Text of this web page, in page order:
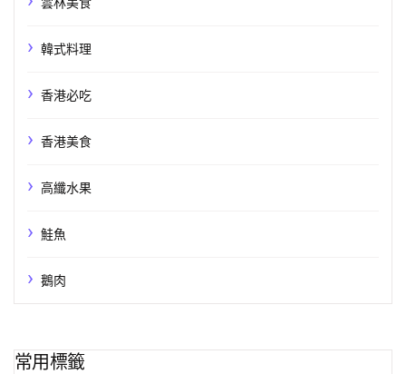
韓式料理
香港必吃
香港美食
高纖水果
鮭魚
鵝肉
常用標籤